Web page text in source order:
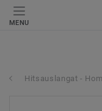
MENU
Hitsauslangat -